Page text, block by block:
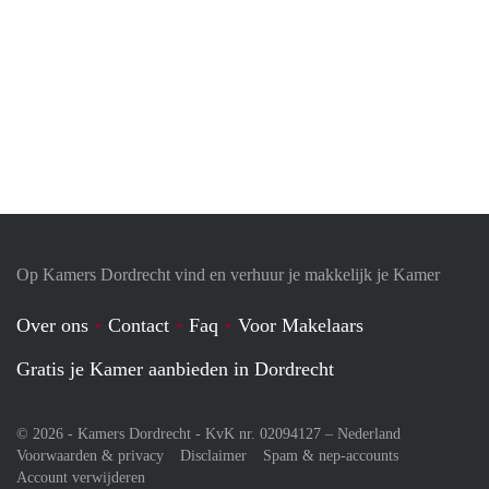
Op Kamers Dordrecht vind en verhuur je makkelijk je Kamer
Over ons Contact Faq
Voor Makelaars
Gratis je Kamer aanbieden in Dordrecht
© 2026 - Kamers Dordrecht - KvK nr. 02094127 – Nederland
Voorwaarden & privacy
Disclaimer
Spam & nep-accounts
Account verwijderen